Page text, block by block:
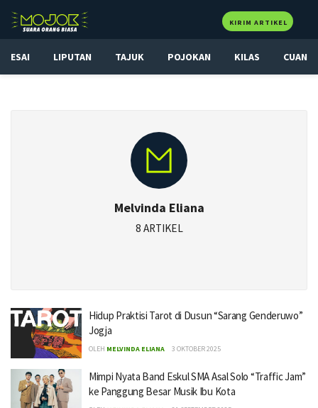
KIRIM ARTIKEL
ESAI LIPUTAN TAJUK POJOKAN KILAS CUAN
Melvinda Eliana
8 ARTIKEL
Hidup Praktisi Tarot di Dusun “Sarang Genderuwo”
Jogja
OLEH MELVINDA ELIANA 3 OKTOBER 2025
Mimpi Nyata Band Eskul SMA Asal Solo “Traffic Jam”
ke Panggung Besar Musik Ibu Kota